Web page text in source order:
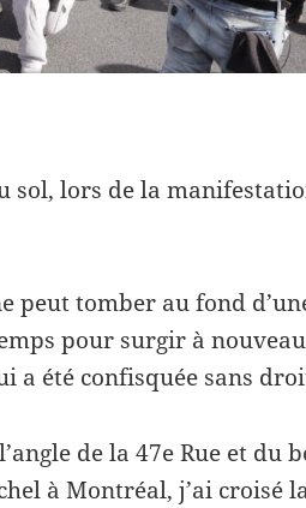
sol, lors de la
peut tomber au fond
pour surgir à
a été confisquée sans
de la 47e Rue et du
à Montréal, j’ai croisé